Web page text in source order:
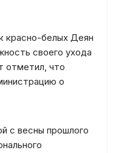
красно-белых Деян
своего ухода
отметил, что
о
с весны прошлого